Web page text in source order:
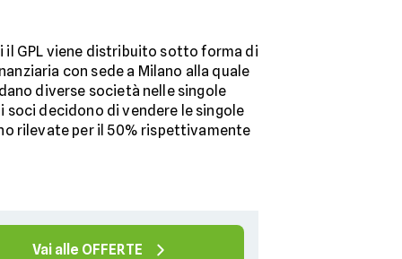
il GPL viene distribuito sotto forma di
con sede a Milano alla quale
diverse società nelle singole
soci decidono di vendere le singole
rilevate per il 50% rispettivamente
Vai alle OFFERTE